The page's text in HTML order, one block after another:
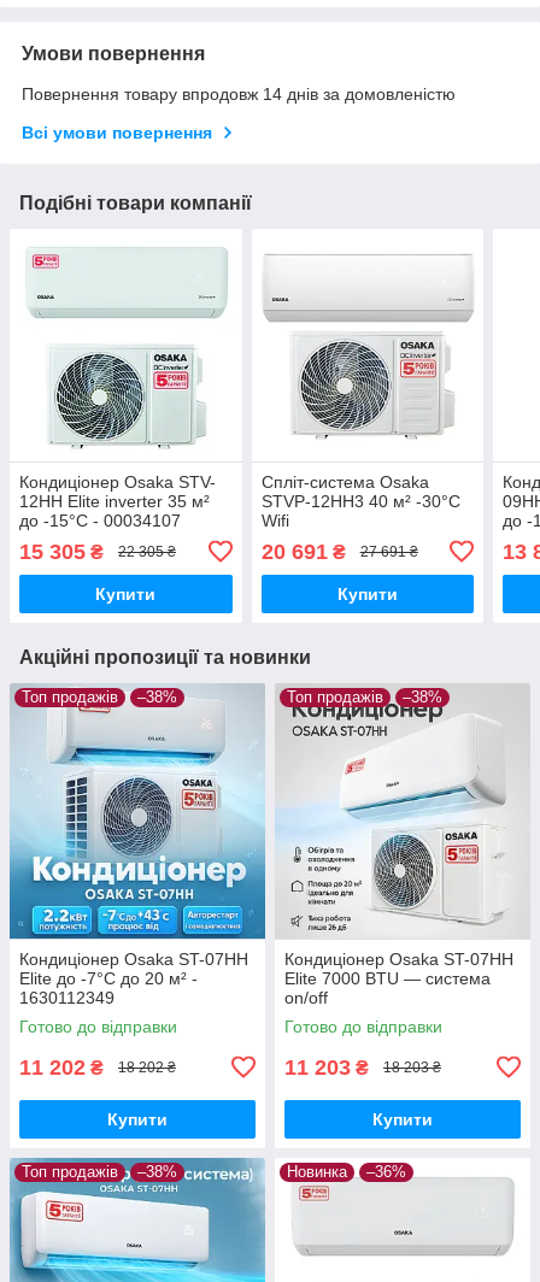
Умови повернення
Повернення товару впродовж 14 днів за домовленістю
Всі умови повернення
Подібні товари компанії
Кондиціонер Osaka STV-
12HH Elite inverter 35 м²
до -15°C - 00034107
15 305 ₴ 22 305 ₴
Купити
Спліт-система Osaka
STVP-12HH3 40 м² -30°C
Wifi
20 691₴ 27 691 ₴
Купити
до -
13
Акційні пропозиції та новинки
Топ продажів –38%
Кондиціонер Osaka ST-07HH
Elite до -7°С до 20 м² -
1630112349
Готово до відправки
11 202 ₴ 18 202 ₴
Купити
Топ продажів –38%
Кондиціонер Osaka ST-07HH
Elite 7000 BTU — система
on/off
Готово до відправки
11 203 ₴ 18 203 ₴
Купити
Топ продажів –38% Новинка –36%